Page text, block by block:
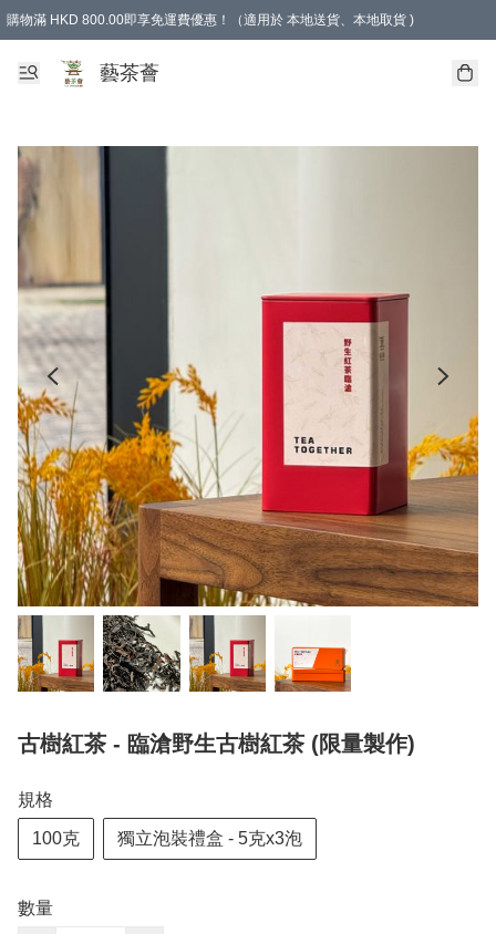
購物滿 HKD 800.00即享免運費優惠！（適用於 本地送貨、本地取貨 )
藝茶薈
古樹紅茶 - 臨滄野生古樹紅茶 (限量製作)
規格
100克 獨立泡裝禮盒 - 5克x3泡
數量